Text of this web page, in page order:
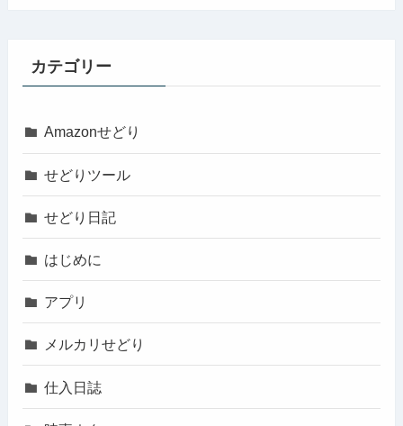
カテゴリー
Amazonせどり
せどりツール
せどり日記
はじめに
アプリ
メルカリせどり
仕入日誌